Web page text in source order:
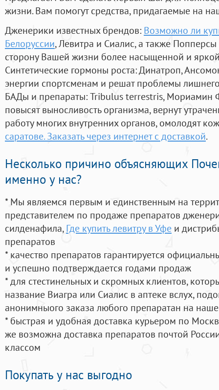
жизни. Вам помогут средства, придагаемые на
Дженерики известных брендов: Возможно ли
Белоруссии, Левитра и Сиалис, а также
сторону Вашей жизни более насыщенной и
Синтетические гормоны роста: Динатроп,
энергии спортсменам и решат проблемы
БАДы и препараты:Tribulus terrestris, Мориамин
повысят выносливость организма, вернут
работу многих внутренних органов, омолодят
саратове. Заказать через интернет с доставкой.
Несколько причино объясняющих
именно у нас?
* Мы являемся первым и единственным на
представителем по продаже препаратов
силденафила, Где купить левитру в Уфе и
препаратов
* качество препаратов гарантируется
и успешно подтверждается годами продаж
* для стестинельных и скромных клиентов,
название Виагра или Сиалис в аптеке вслух,
анонимныого заказа любого препаратан на
* быстрая и удобная доставка курьером по
же возможна доставка препаратов почтой
классом
Покупать у нас выгодно